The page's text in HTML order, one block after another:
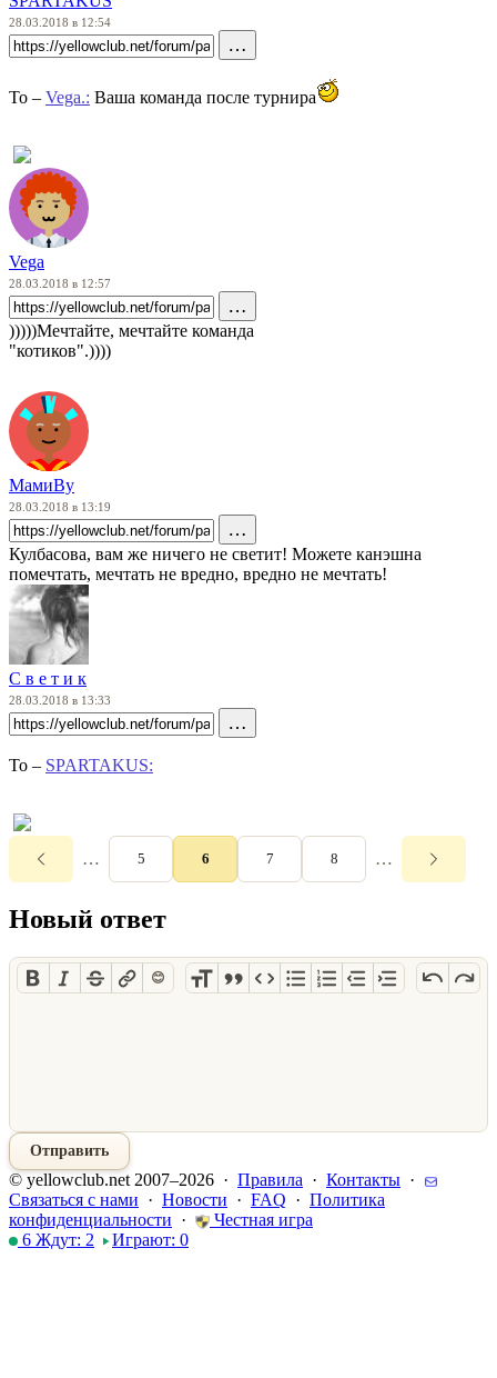
28.03.2018 в 12:54
…
To – Vega.: Ваша команда после турнира
Vega
28.03.2018 в 12:57
…
)))))Мечтайте, мечтайте команда
"котиков".))))
МамиВу
28.03.2018 в 13:19
…
Кулбасова, вам же ничего не светит! Можете канэшна
помечтать, мечтать не вредно, вредно не мечтать!
С в е т и к
28.03.2018 в 13:33
…
To – SPARTAKUS:
… 5 6 7 8 …
Новый ответ
😊
Отправить
© yellowclub.net 2007–2026 · Правила · Контакты ·
Связаться с нами · Новости · FAQ · Политика
конфиденциальности ·
Честная игра
6 Ждут: 2 Играют: 0